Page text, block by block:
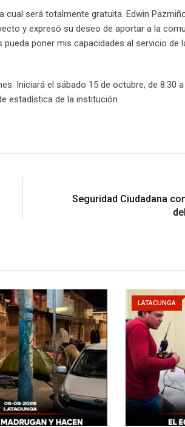
cual será totalmente gratuita. Edwin
y expresó su deseo de aportar a la
poner mis capacidades al servicio de
Iniciará el sábado 15 de octubre, de 8:30
estadística de la institución.
Seguridad Ciudadana
LATACUNGA